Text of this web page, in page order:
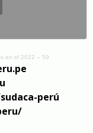
en el 2022 – 59
perú